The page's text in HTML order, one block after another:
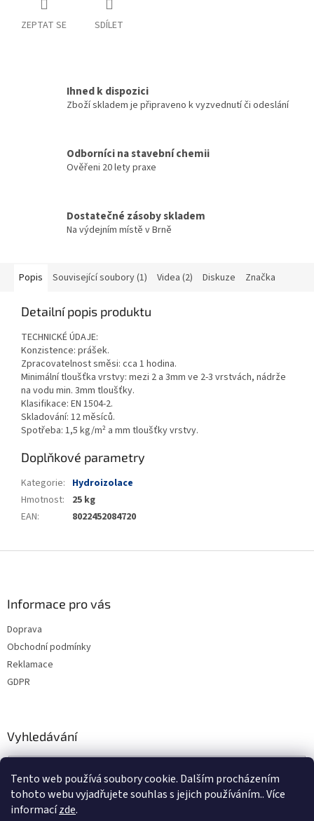
Tento web používá soubory cookie. Dalším procházením
tohoto webu vyjadřujete souhlas s jejich používáním.. Více
informacízde.
ZEPTAT SE SDÍLET
Ihned k dispozici
Zboží skladem je připraveno k vyzvednutí či odeslání
Odborníci na stavební chemii
Ověřeni 20 lety praxe
Dostatečné zásoby skladem
Na výdejním místě v Brně
Popis Související soubory (1) Videa (2) Diskuze Značka
Detailní popis produktu
TECHNICKÉ ÚDAJE:
Konzistence: prášek.
Zpracovatelnost směsi: cca 1 hodina.
Minimální tloušťka vrstvy: mezi 2 a 3mm ve 2-3 vrstvách, nádrže
na vodu min. 3mm tloušťky.
Klasifikace: EN 1504-2.
Skladování: 12 měsíců.
Spotřeba: 1,5 kg/m² a mm tloušťky vrstvy.
Doplňkové parametry
Kategorie: Hydroizolace
Hmotnost:
25 kg
EAN: 8022452084720
Informace pro vás
Doprava
Obchodní podmínky
Reklamace
GDPR
Vyhledávání
HLEDAT